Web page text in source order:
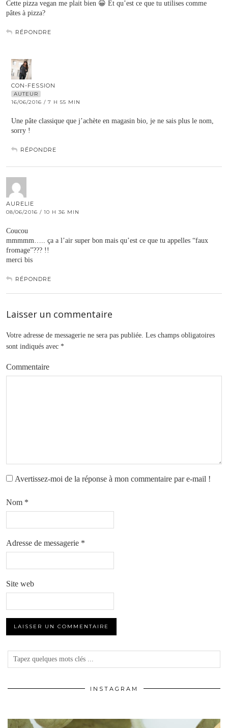
Cette pizza vegan me plait bien 😀 Et qu’est ce que tu utilises comme
pâtes à pizza?
RÉPONDRE
CON-FESSION
AUTEUR
16/06/2016 / 7 H 55 MIN
Une pâte classique que j’achète en magasin bio, je ne sais plus le nom,
sorry !
RÉPONDRE
AURELIE
08/06/2016 / 10 H 36 MIN
Coucou
mmmmm….. ça a l’air super bon mais qu’est ce que tu appelles “faux
fromage”??? !!
merci bis
RÉPONDRE
Laisser un commentaire
Votre adresse de messagerie ne sera pas publiée. Les champs obligatoires
sont indiqués avec *
Commentaire
Avertissez-moi de la réponse à mon commentaire par e-mail !
Nom *
Adresse de messagerie *
Site web
INSTAGRAM